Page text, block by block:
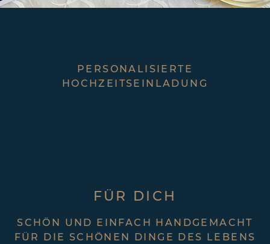
PERSONALISIERTE
HOCHZEITSEINLADUNG
FÜR DICH
SCHÖN UND EINFACH HANDGEMACHT
FÜR DIE SCHÖNEN DINGE DES LEBENS